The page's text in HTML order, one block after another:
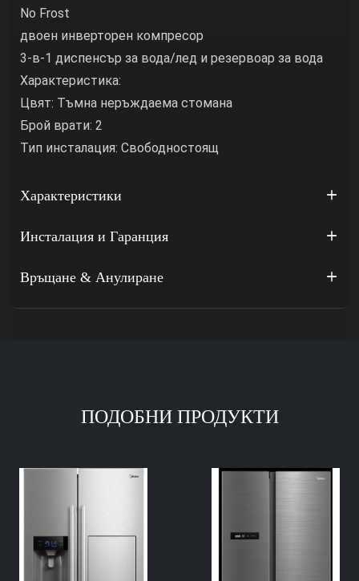
No Frost
двоен инверторен компресор
3-в-1 диспенсър за вода/лед и резервоар за вода
Характеристика:
Цвят: Тъмна неръждаема стомана
Брой врати: 2
Тип инсталация: Свободностоящ
Характеристики
Инсталация и Гаранция
Връщане & Анулиране
ПОДОБНИ ПРОДУКТИ